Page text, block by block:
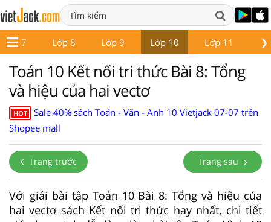
❯
Lớp 7 Lớp 8 Lớp 9 Lớp 10 Lớp 11
Toán 10 Kết nối tri thức Bài 8: Tổng
và hiệu của hai vectơ
HOT
Sale 40% sách Toán - Văn - Anh 10 Vietjack 07-07 trên
Shopee mall
Trang trước Trang sau
Với giải bài tập Toán 10 Bài 8: Tổng và hiệu của
hai vectơ sách Kết nối tri thức hay nhất, chi tiết